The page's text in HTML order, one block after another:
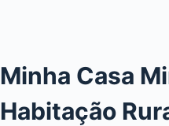
Minha Casa
Habitação